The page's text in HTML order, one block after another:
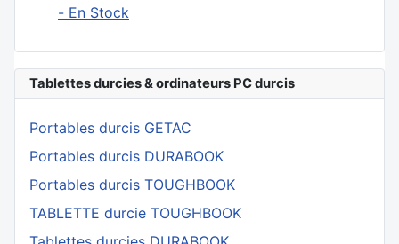
Tablettes durcies & ordinateurs PC durcis
Portables durcis GETAC
Portables durcis DURABOOK
Portables durcis TOUGHBOOK
TABLETTE durcie TOUGHBOOK
- En Stock